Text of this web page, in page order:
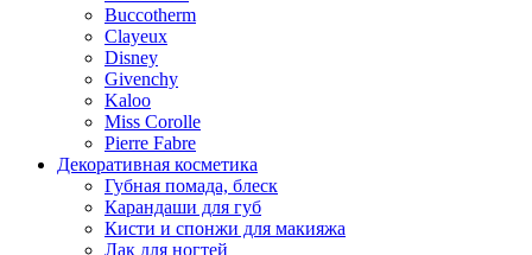
Buccotherm
Clayeux
Disney
Givenchy
Kaloo
Miss Corolle
Pierre Fabre
Декоративная косметика
Губная помада, блеск
Карандаши для губ
Кисти и спонжи для макияжа
Лак для ногтей